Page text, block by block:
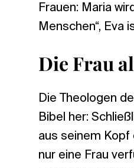
Frauen: Maria
Menschen“, Eva
Die Frau
Die Theologen
Bibel her:
aus seinem Kopf
nur eine Frau